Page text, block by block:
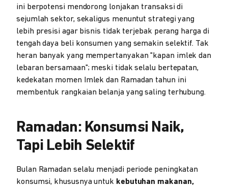
ini berpotensi mendorong lonjakan transaksi di
sejumlah sektor, sekaligus menuntut strategi yang
lebih presisi agar bisnis tidak terjebak perang harga di
tengah daya beli konsumen yang semakin selektif. Tak
heran banyak yang mempertanyakan "kapan imlek dan
lebaran bersamaan"; meski tidak selalu bertepatan,
kedekatan momen Imlek dan Ramadan tahun ini
membentuk rangkaian belanja yang saling terhubung.
Ramadan: Konsumsi Naik,
Tapi Lebih Selektif
Bulan Ramadan selalu menjadi periode peningkatan
konsumsi, khususnya untuk kebutuhan makanan,